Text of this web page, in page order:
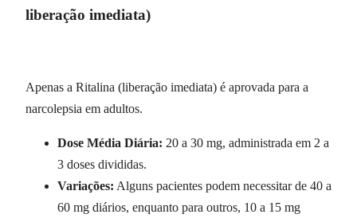
liberação imediata)
Apenas a Ritalina (liberação imediata) é aprovada para a
narcolepsia em adultos.
Dose Média Diária: 20 a 30 mg, administrada em 2 a
3 doses divididas.
Variações: Alguns pacientes podem necessitar de 40 a
60 mg diários, enquanto para outros, 10 a 15 mg